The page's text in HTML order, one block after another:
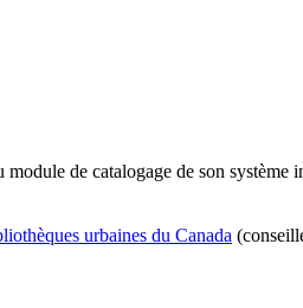
de catalogage de son système
urbaines du Canada